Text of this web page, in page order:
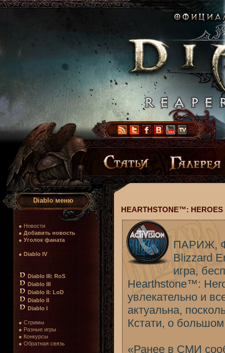
Diablo меню
● Новости
● Добавить новость
● Уголок фаната
● Diablo IV
Diablo III: RoS
Diablo III
Diablo II: LoD
Diablo II
Diablo I
● Стримы
● Разные игры
● Конкурсы
● Обратная связь
HEARTHSTONE™:
ПАРИЖ,
Blizzard
игра,
Hearthstone™:
увлекательно и
актуальна,
Кстати, о
«Ранее в СМИ